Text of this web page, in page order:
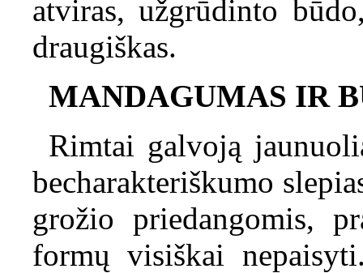
atviras, užgrūdinto
draugiškas.
MANDAGUMAS IR
Rimtai galvoją
becharakteriškumo
grožio priedangomis,
formų visiškai